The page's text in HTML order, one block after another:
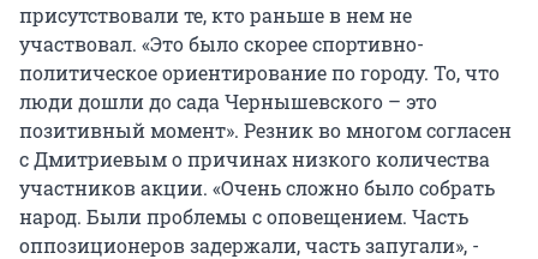
присутствовали те, кто раньше в нем не
участвовал. «Это было скорее спортивно-
политическое ориентирование по городу. То, что
люди дошли до сада Чернышевского – это
позитивный момент». Резник во многом согласен
с Дмитриевым о причинах низкого количества
участников акции. «Очень сложно было собрать
народ. Были проблемы с оповещением. Часть
оппозиционеров задержали, часть запугали», -